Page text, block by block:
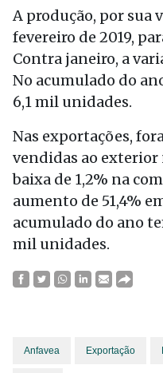
A produção, por sua
fevereiro de 2019,
Contra janeiro, a
No acumulado do
6,1 mil unidades.
Nas exportações,
vendidas ao exterior
baixa de 1,2% na
aumento de 51,4%
acumulado do ano
mil unidades.
Anfavea Exportação